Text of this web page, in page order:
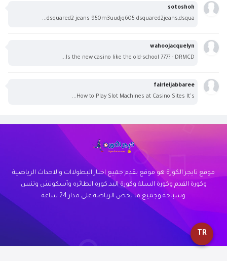
sotoshoh
dsquared2 jeans 950m3uudjq605 dsquared2jeans,dsqua...
wahoojacquelyn
Is the new casino like the old-school 777? - DRMCD...
fairleijabbaree
How to Play Slot Machines at Casino Sites It's...
موقع تايجر الكورة هو موقع يقدم جميع اخبار البطولاات والاحداث الرياضية
وكورة القدم وكورة السلة وكورة اليد,كورة الطائره وأسكوتش وتنس
وسباحة وجميع ما يخص الرياضة على مدار 24 ساعة
TR